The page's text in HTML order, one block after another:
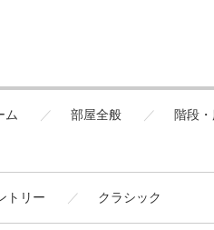
ム 部屋全般 階段
トリー クラシック